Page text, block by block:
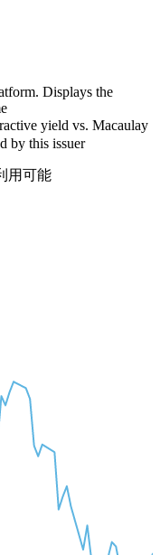
Displays the
yield vs. Macaulay
by this issuer
用可能